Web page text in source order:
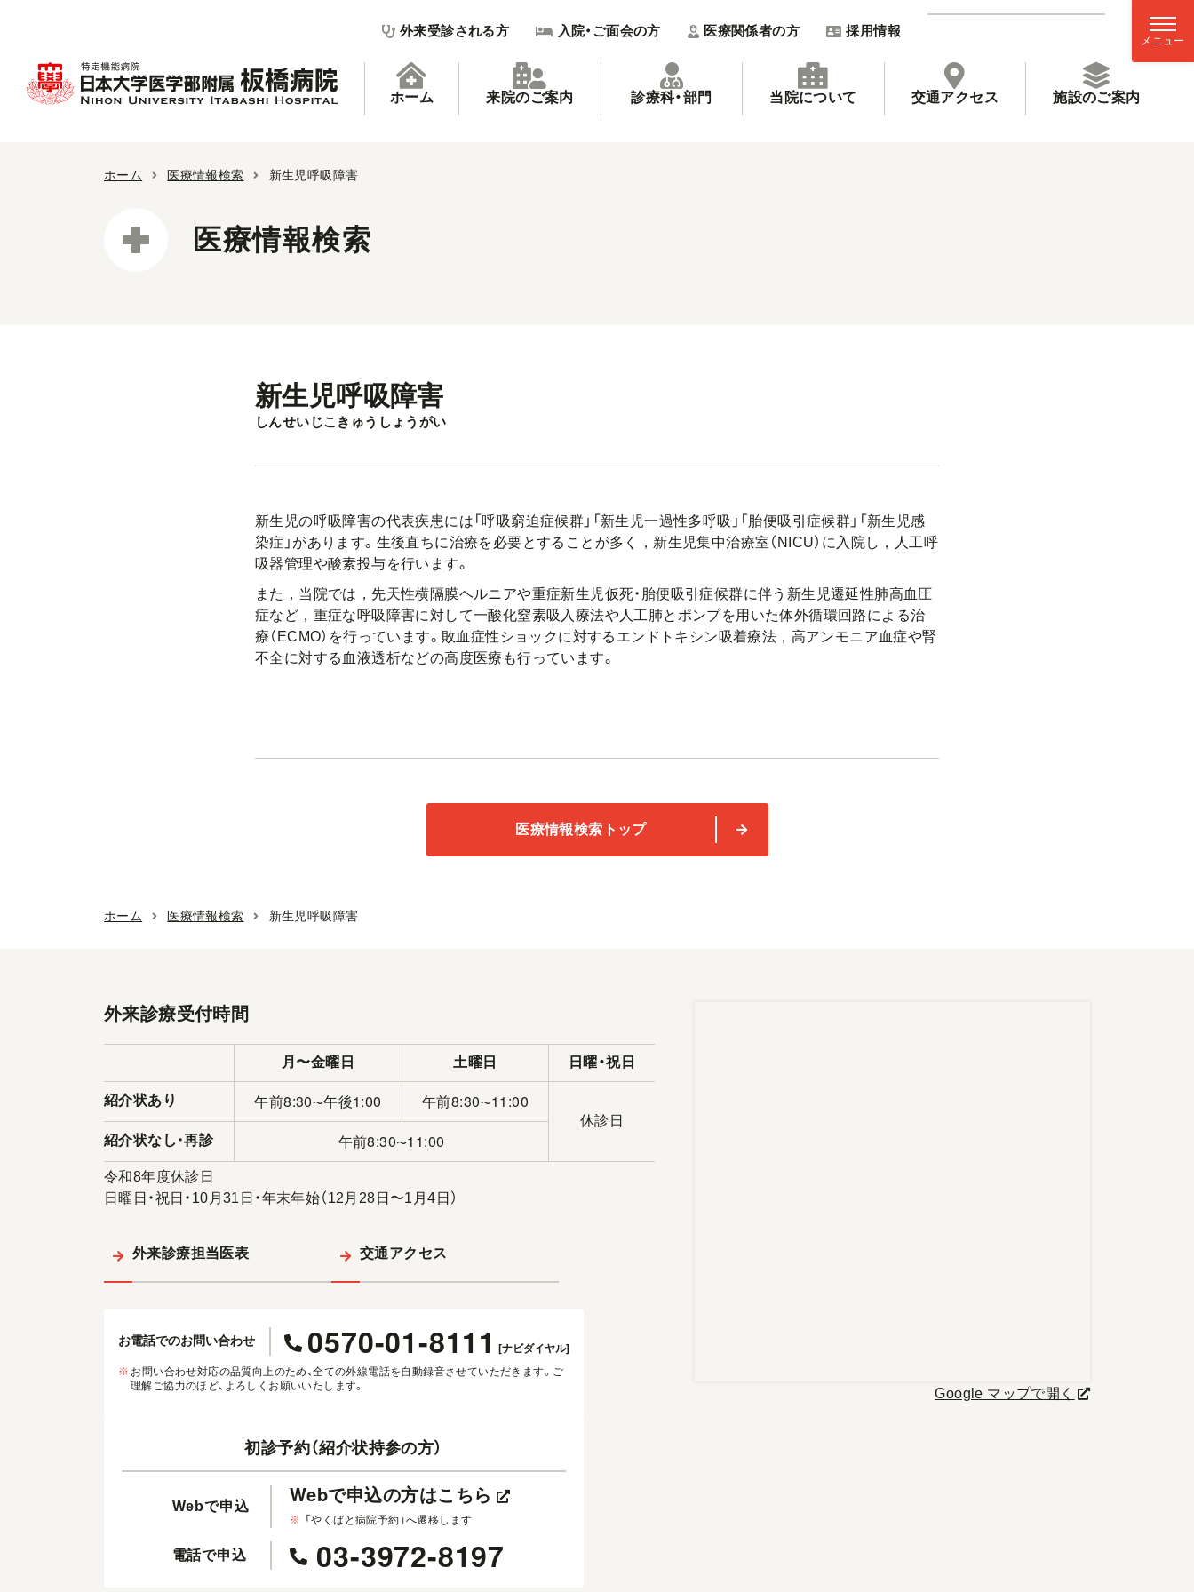
外来受診される方 入院・ご面会の方 医療関係者の方 採用情報
ホーム 来院のご案内 診療科・部門 当院について 交通アクセス 施設のご案内
ホーム 医療情報検索 新生児呼吸障害
医療情報検索
新生児呼吸障害
しんせいじこきゅうしょうがい
新生児の呼吸障害の代表疾患には「呼吸窮迫症候群」「新生児一過性多呼吸」「胎便吸引症候群」「新生児感
染症」があります。生後直ちに治療を必要とすることが多く，新生児集中治療室（NICU）に入院し，人工呼
吸器管理や酸素投与を行います。
また，当院では，先天性横隔膜ヘルニアや重症新生児仮死・胎便吸引症候群に伴う新生児遷延性肺高血圧
症など，重症な呼吸障害に対して一酸化窒素吸入療法や人工肺とポンプを用いた体外循環回路による治
療（ECMO）を行っています。敗血症性ショックに対するエンドトキシン吸着療法，高アンモニア血症や腎
不全に対する血液透析などの高度医療も行っています。
医療情報検索トップ
ホーム 医療情報検索 新生児呼吸障害
外来診療受付時間
月〜金曜日 土曜日 日曜・祝日
紹介状あり 午前8:30〜午後1:00 午前8:30〜11:00
休診日
紹介状なし ・再診 午前8:30〜11:00
令和8年度休診日
日曜日・祝日・10月31日・年末年始（12月28日〜1月4日）
外来診療担当医表 交通アクセス
お電話でのお問い合わせ 0570-01-8111 [ナビダイヤル]
※ お問い合わせ対応の品質向上のため、全ての外線電話を自動録音させていただきます。ご
理解ご協力のほど、よろしくお願いいたします。
初診予約（紹介状持参の方）
Webで申込 Webで申込の方はこちら
※ 「やくばと病院予約」へ遷移します
電話で申込 03-3972-8197
Google マップで開く